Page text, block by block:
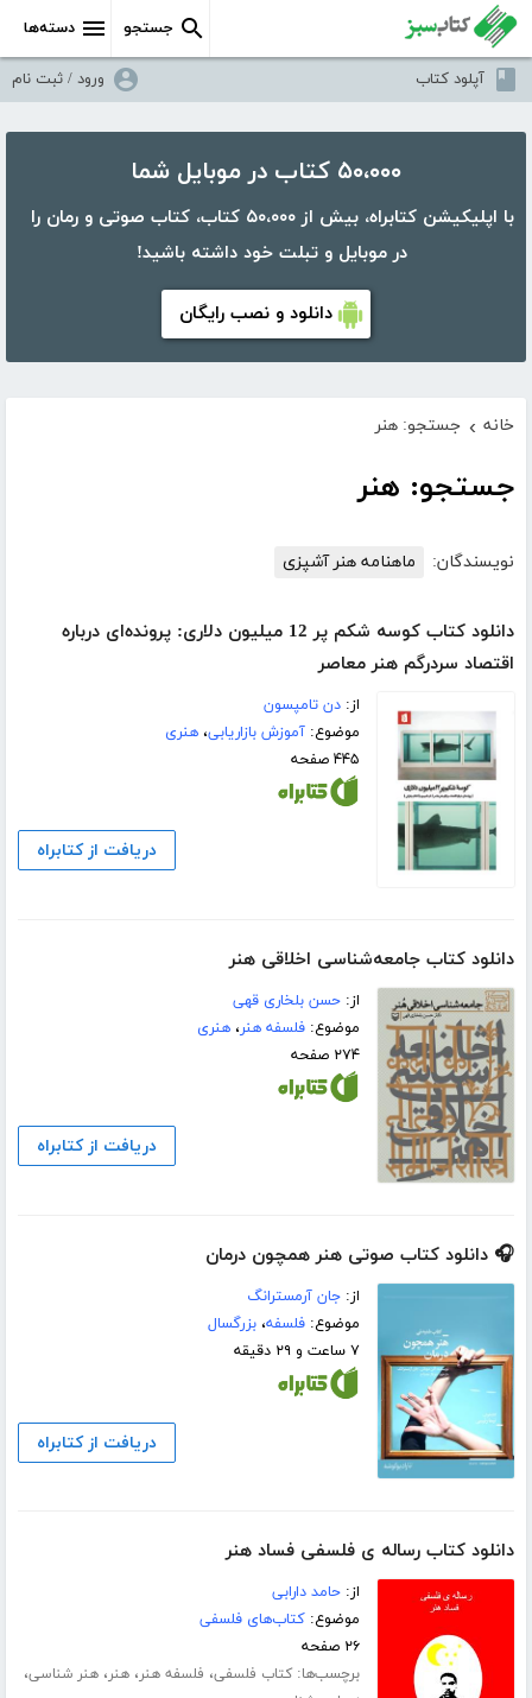
دسته‌ها جستجو
آپلود کتاب ورود / ثبت نام
۵۰،۰۰۰ کتاب در موبایل شما
با اپلیکیشن کتابراه، بیش از ۵۰،۰۰۰ کتاب، کتاب صوتی و رمان را
در موبایل و تبلت خود داشته باشید!
دانلود و نصب رایگان
خانه › جستجو: هنر
جستجو: هنر
نویسندگان: ماهنامه هنر آشپزی
دانلود کتاب کوسه شکم پر 12 میلیون دلاری: پرونده‌ای درباره
اقتصاد سردرگم هنر معاصر
از:دن تامپسون
موضوع:آموزش بازاریابی،هنری
۴۴۵ صفحه
دریافت از کتابراه
دانلود کتاب جامعه‌شناسی اخلاقی هنر
از:حسن بلخاری قهی
موضوع:فلسفه هنر،هنری
۲۷۴ صفحه
دریافت از کتابراه
🎧 دانلود کتاب صوتی هنر همچون درمان
از:جان آرمسترانگ
موضوع:فلسفه،بزرگسال
۷ ساعت و ۲۹ دقیقه
دریافت از کتابراه
دانلود کتاب رساله ی فلسفی فساد هنر
از:حامد دارابی
موضوع:کتاب‌های فلسفی
۲۶ صفحه
برچسب‌ها:کتاب فلسفی، فلسفه هنر،هنر،هنر شناسی،